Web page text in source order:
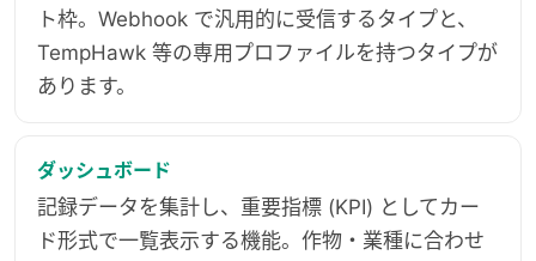
ト枠。Webhook で汎用的に受信するタイプと、
TempHawk 等の専用プロファイルを持つタイプが
あります。
ダッシュボード
記録データを集計し、重要指標 (KPI) としてカー
ド形式で一覧表示する機能。作物・業種に合わせ